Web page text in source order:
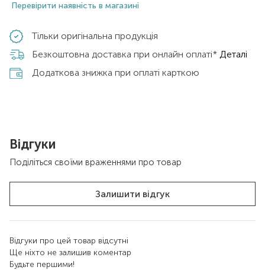
Перевірити наявність в магазині
Тільки оригінальна продукція
Безкоштовна доставка при онлайн оплаті* Деталі
Додаткова знижка при оплаті карткою
Відгуки
Поділіться своїми враженнями про товар
Залишити відгук
Відгуки про цей товар відсутні
Ще ніхто не залишив коментар
Будьте першими!